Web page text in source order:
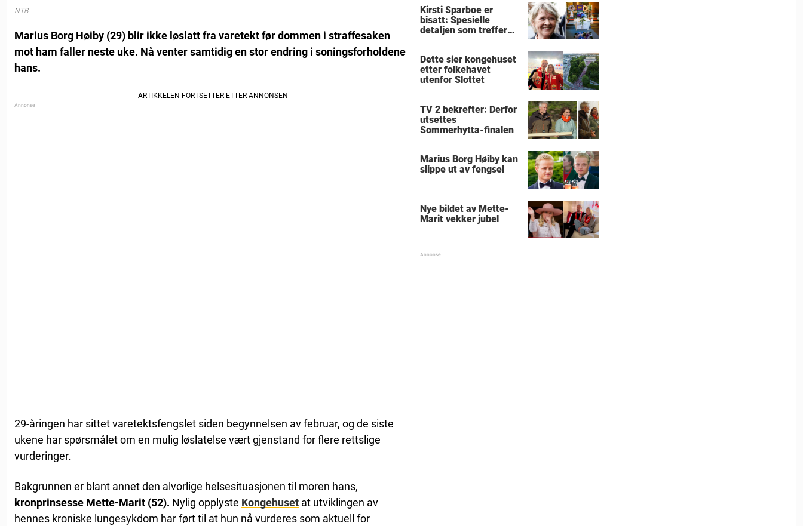
NTB
Marius Borg Høiby (29) blir ikke løslatt fra varetekt før dommen i straffesaken
mot ham faller neste uke. Nå venter samtidig en stor endring i soningsforholdene
hans.
29-åringen har sittet varetektsfengslet siden begynnelsen av februar, og de siste
ukene har spørsmålet om en mulig løslatelse vært gjenstand for flere rettslige
vurderinger.
Bakgrunnen er blant annet den alvorlige helsesituasjonen til moren hans,
kronprinsesse Mette-Marit (52). Nylig opplyste Kongehuset at utviklingen av
hennes kroniske lungesykdom har ført til at hun nå vurderes som aktuell for
Kirsti Sparboe er
bisatt: Spesielle
detaljen som treffer
Dette sier kongehuset
etter folkehavet
utenfor Slottet
TV 2 bekrefter: Derfor
utsettes
Sommerhytta-finalen
Marius Borg Høiby kan
slippe ut av fengsel
Nye bildet av Mette-
Marit vekker jubel